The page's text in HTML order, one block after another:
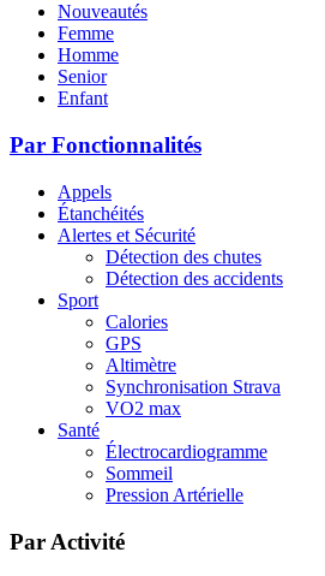
Nouveautés
Femme
Homme
Senior
Enfant
Par Fonctionnalités
Appels
Étanchéités
Alertes et Sécurité
Détection des chutes
Détection des accidents
Sport
Calories
GPS
Altimètre
Synchronisation Strava
VO2 max
Santé
Électrocardiogramme
Sommeil
Pression Artérielle
Par Activité